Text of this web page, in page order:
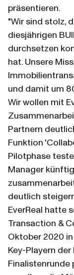
präsentieren.
"Wir sind stolz,
diesjährigen
durchsetzen
hat. Unsere
und damit um
Wir wollen mit
Partnern
Funktion
Pilotphase
Manager
deutlich
EverReal hatte
Transaction &
Oktober 2020
Key-Playern
Finalistenrunde